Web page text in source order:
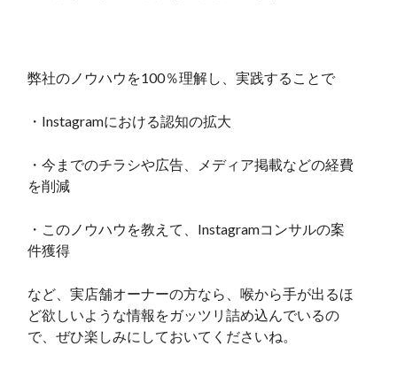
弊社のノウハウを100％理解し、実践することで
・Instagramにおける認知の拡大
・今までのチラシや広告、メディア掲載などの経費
を削減
・このノウハウを教えて、Instagramコンサルの案
件獲得
など、実店舗オーナーの方なら、喉から手が出るほ
ど欲しいような情報をガッツリ詰め込んでいるの
で、ぜひ楽しみにしておいてくださいね。